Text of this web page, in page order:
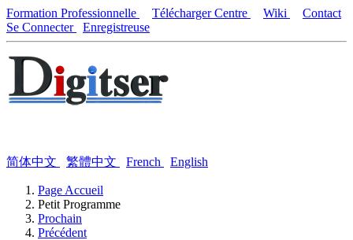
Formation Professionnelle Télécharger Centre Wiki
Contact
Se Connecter
Enregistreuse
简体中文 繁體中文 French English
Page Accueil
Petit Programme
Prochain
Précédent